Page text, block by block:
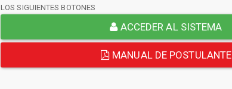
LOS SIGUIENTES BOTONES
ACCEDER AL SISTEMA
MANUAL DE POSTULANTE